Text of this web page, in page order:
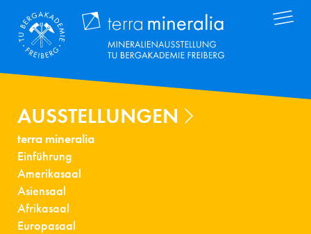
Inhalt
Terra
AUSSTELLUNGEN
terra mineralia
Einführung
Amerikasaal
Asiensaal
Afrikasaal
Europasaal